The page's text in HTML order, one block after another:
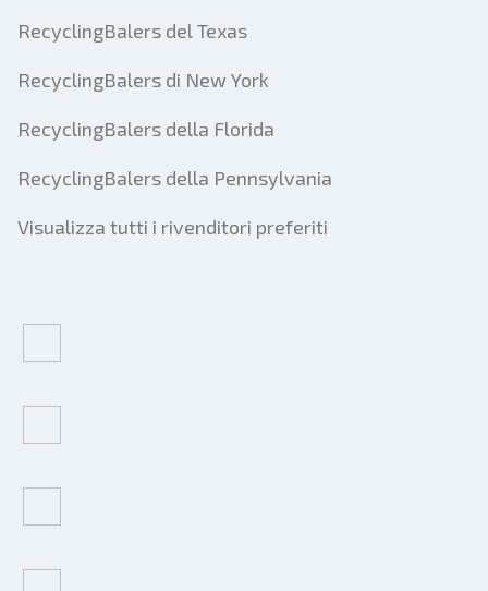
RecyclingBalers del Texas
RecyclingBalers di New York
RecyclingBalers della Florida
RecyclingBalers della Pennsylvania
Visualizza tutti i rivenditori preferiti